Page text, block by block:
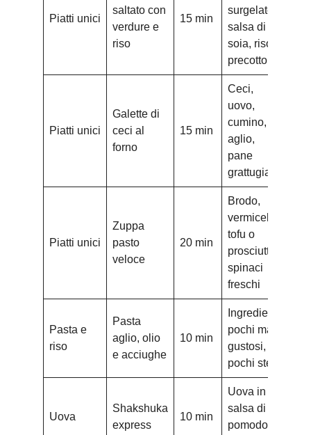
Piatti unici
saltato con
verdure e
riso
15 min
surgelate,
salsa di
soia, riso
precotto
Piatti unici
Galette di
ceci al
forno
15 min
Ceci,
uovo,
cumino,
aglio,
pane
grattugiato
Piatti unici
Zuppa
pasto
veloce
20 min
Brodo,
vermicelli,
tofu o
prosciutto,
spinaci
freschi
Pasta e
riso
Pasta
aglio, olio
e acciughe
10 min
Ingredienti
pochi ma
gustosi,
pochi step
Uova
Shakshuka
express
10 min
Uova in
salsa di
pomodoro